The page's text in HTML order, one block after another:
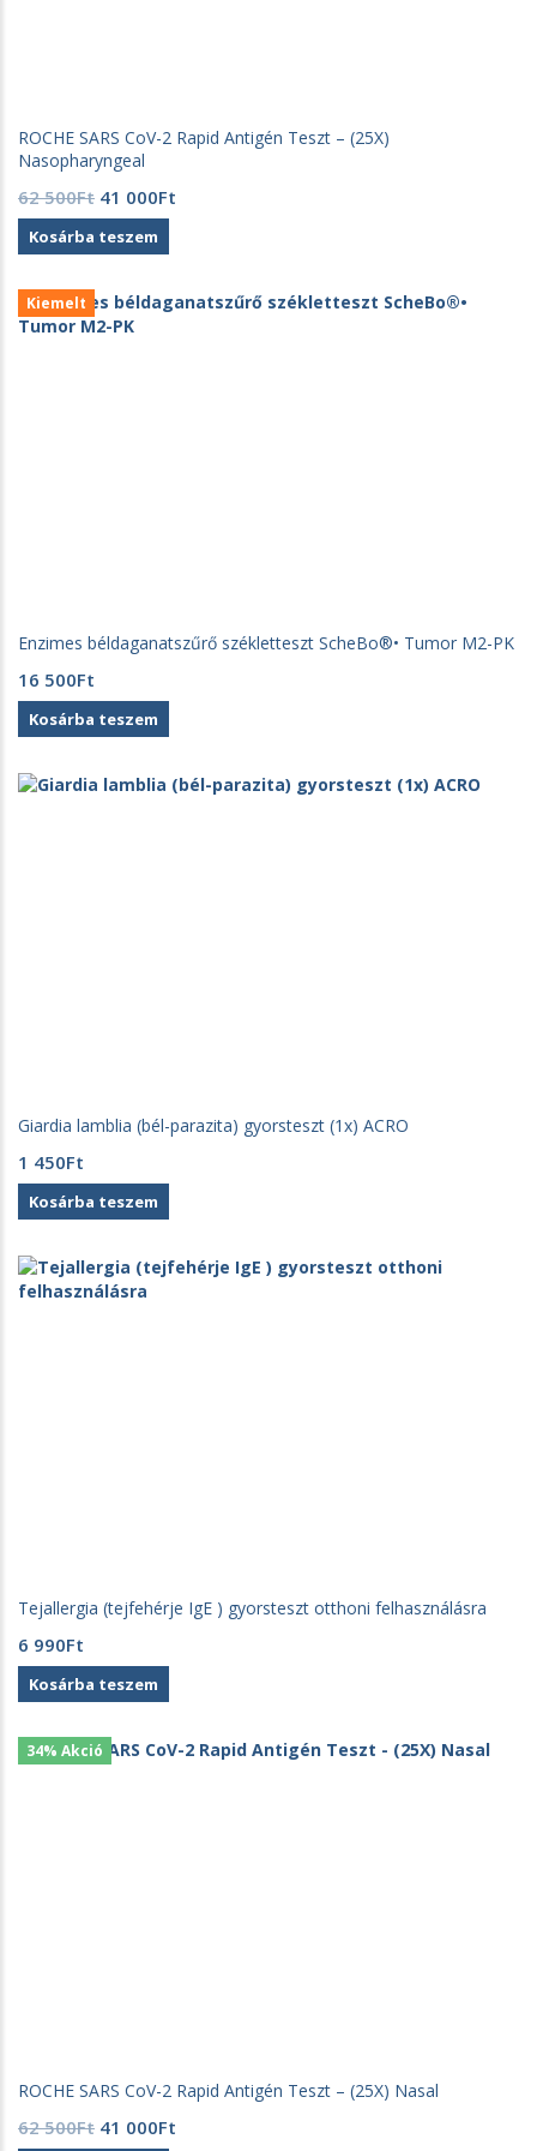
ROCHE SARS CoV-2 Rapid Antigén Teszt – (25X)
Nasopharyngeal
62 500Ft Original
price
was:
500Ft.
41 000Ft
000Ft.
Kosárba teszem
Kiemelt
Enzimes béldaganatszűrő székletteszt ScheBo®• Tumor M2-PK
16 500Ft
Kosárba teszem
Giardia lamblia (bél-parazita) gyorsteszt (1x) ACRO
1 450Ft
Kosárba teszem
Tejallergia (tejfehérje IgE ) gyorsteszt otthoni felhasználásra
6 990Ft
Kosárba teszem
34% Akció
ROCHE SARS CoV-2 Rapid Antigén Teszt – (25X) Nasal
62 500Ft Original
41 000Ft